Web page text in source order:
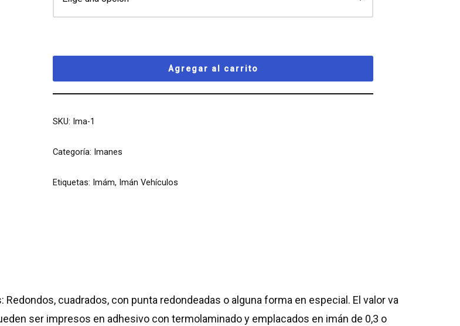
Agregar al carrito
SKU: Ima-1
Categoría: Imanes
Etiquetas: Imám, Imán Vehículos
cuadrados, con punta redondeadas o alguna forma en especial. El valor va
ser impresos en adhesivo con termolaminado y emplacados en imán de 0,3 o